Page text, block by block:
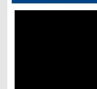
Video-